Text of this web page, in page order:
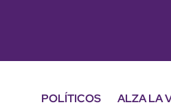
POLÍTICOS ALZA LA